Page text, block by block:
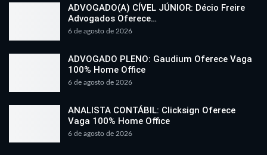
ADVOGADO(A) CÍVEL JÚNIOR: Décio Freire
Advogados Oferece…
6 de agosto de 2026
ADVOGADO PLENO: Gaudium Oferece Vaga
100% Home Office
6 de agosto de 2026
ANALISTA CONTÁBIL: Clicksign Oferece
Vaga 100% Home Office
6 de agosto de 2026